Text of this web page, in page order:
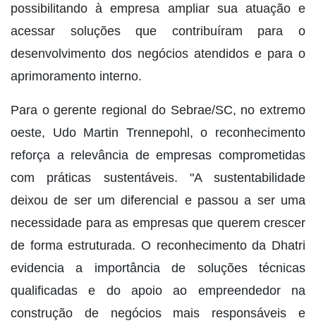
possibilitando à empresa ampliar sua atuação e
acessar soluções que contribuíram para o
desenvolvimento dos negócios atendidos e para o
aprimoramento interno.
Para o gerente regional do Sebrae/SC, no extremo
oeste, Udo Martin Trennepohl, o reconhecimento
reforça a relevância de empresas comprometidas
com práticas sustentáveis. "A sustentabilidade
deixou de ser um diferencial e passou a ser uma
necessidade para as empresas que querem crescer
de forma estruturada. O reconhecimento da Dhatri
evidencia a importância de soluções técnicas
qualificadas e do apoio ao empreendedor na
construção de negócios mais responsáveis e